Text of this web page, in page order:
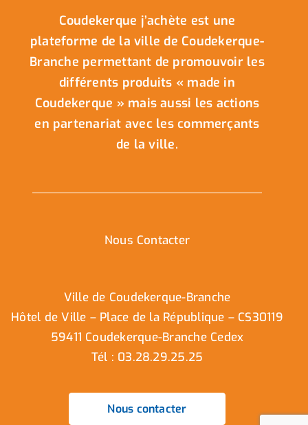
Coudekerque j’achète est une
plateforme de la ville de Coudekerque-
Branche permettant de promouvoir les
différents produits « made in
Coudekerque » mais aussi les actions
en partenariat avec les commerçants
de la ville.
Nous Contacter
Ville de Coudekerque-Branche
Hôtel de Ville – Place de la République – CS30119
59411 Coudekerque-Branche Cedex
Tél : 03.28.29.25.25
Nous contacter